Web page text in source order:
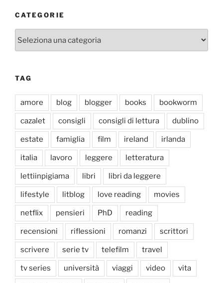
CATEGORIE
TAG
amore blog blogger books bookworm
cazalet consigli consigli di lettura dublino
estate famiglia film ireland irlanda
italia lavoro leggere letteratura
lettiinpigiama libri libri da leggere
lifestyle litblog love reading movies
netflix pensieri PhD reading
recensioni riflessioni romanzi scrittori
scrivere serie tv telefilm travel
tv series università viaggi video vita